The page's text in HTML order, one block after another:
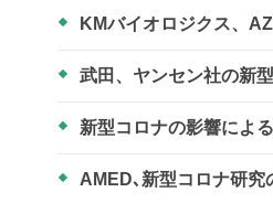
KMバイオロジクス、
武田、ヤンセン社の新
新型コロナの影響によ
AMED､新型コロナ研究